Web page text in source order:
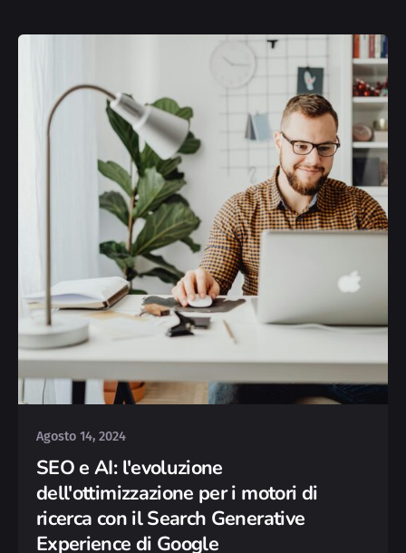
Posted by
Deborah
Agosto 14, 2024
SEO e AI: l'evoluzione
dell'ottimizzazione per i motori di
ricerca con il Search Generative
Experience di Google